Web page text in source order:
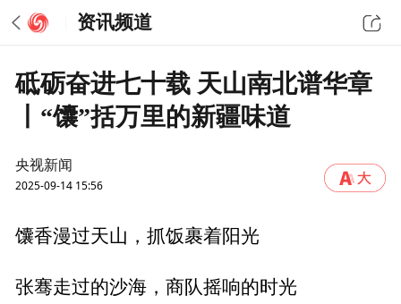
资讯频道
砥砺奋进七十载 天山南北谱华章
丨“馕”括万里的新疆味道
央视新闻
2025-09-14 15:56
馕香漫过天山，抓饭裹着阳光
张骞走过的沙海，商队摇响的时光